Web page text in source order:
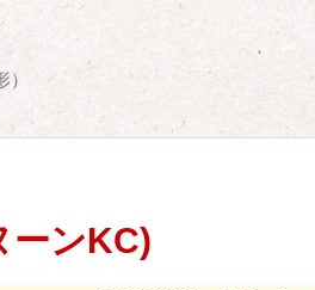
ーンKC)